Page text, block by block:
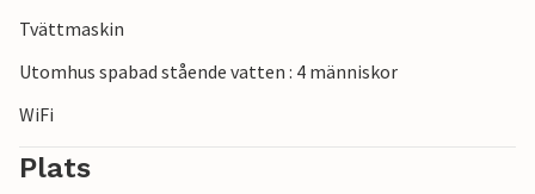
Tvättmaskin
Utomhus spabad stående vatten : 4 människor
WiFi
Plats